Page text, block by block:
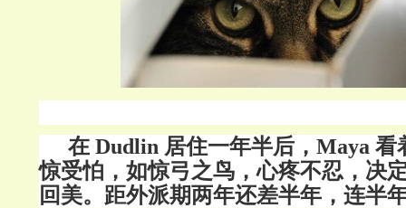
在 Dudlin 居住一年半后，Maya 看
惊受怕，如惊弓之鸟，心疼不忍，决
回美。距外派期两年还差半年，连半